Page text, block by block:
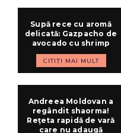
Supă rece cu aromă
delicată: Gazpacho de
avocado cu shrimp
CITIȚI MAI MULT
Andreea Moldovan a
regândit shaorma!
Rețeta rapidă de vară
care nu adaugă